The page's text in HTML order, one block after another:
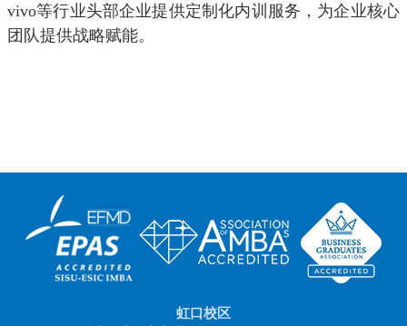
vivo等行业头部企业提供定制化内训服务，为企业核心
团队提供战略赋能。
虹口校区